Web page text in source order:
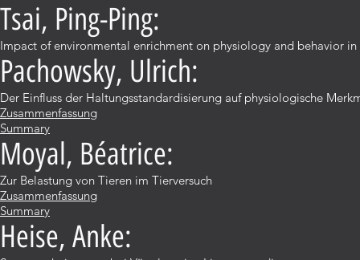
Tsai, Ping-Ping:
Impact of environmental enrichment on physiology and behavior in
Pachowsky, Ulrich:
Der Einfluss der Haltungsstandardisierung auf physiologische
Zusammenfassung
Summary
Moyal, Béatrice:
Zur Belastung von Tieren im Tierversuch
Zusammenfassung
Summary
Heise, Anke: